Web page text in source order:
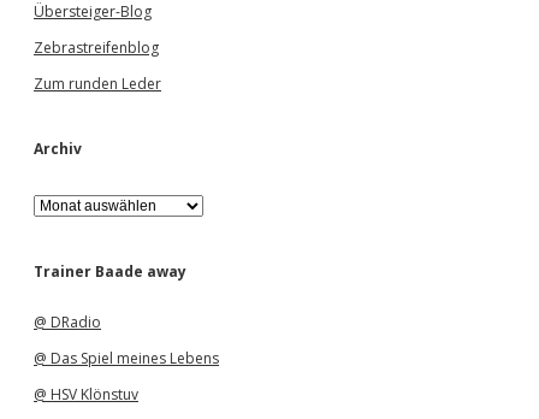
Übersteiger-Blog
Zebrastreifenblog
Zum runden Leder
Archiv
A
r
h
Trainer Baade away
@ DRadio
@ Das Spiel meines Lebens
@ HSV Klönstuv